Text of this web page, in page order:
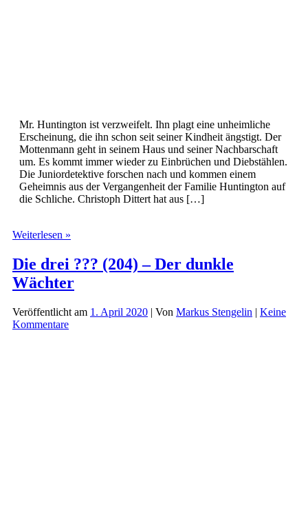
Mr. Huntington ist verzweifelt. Ihn plagt eine unheimliche
Erscheinung, die ihn schon seit seiner Kindheit ängstigt. Der
Mottenmann geht in seinem Haus und seiner Nachbarschaft
um. Es kommt immer wieder zu Einbrüchen und Diebstählen.
Die Juniordetektive forschen nach und kommen einem
Geheimnis aus der Vergangenheit der Familie Huntington auf
die Schliche. Christoph Dittert hat aus […]
Weiterlesen »
???
(206)
–
der
Mottenmann
Die drei ??? (204) – Der dunkle
Wächter
Veröffentlicht am 1. April 2020 | Von Markus Stengelin | Keine
Kommentare